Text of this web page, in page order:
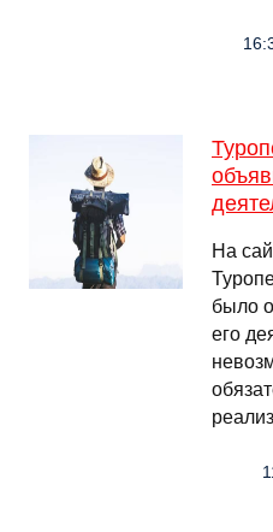
На
было
его